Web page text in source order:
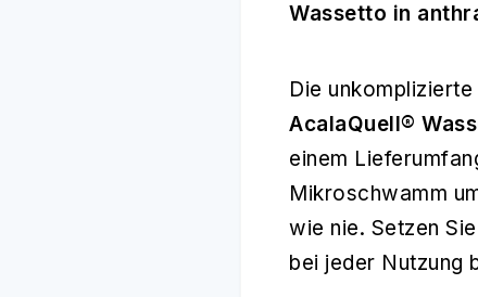
Wassetto in
Die
AcalaQuell®
einem
Mikroschwamm
wie nie. Setzen
bei jeder Nutzung